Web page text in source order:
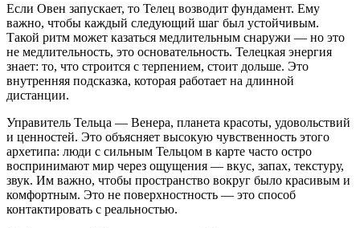
Если Овен запускает, то Телец возводит фундамент. Ему
важно, чтобы каждый следующий шаг был устойчивым.
Такой ритм может казаться медлительным снаружи — но это
не медлительность, это основательность. Телецкая энергия
знает: то, что строится с терпением, стоит дольше. Это
внутренняя подсказка, которая работает на длинной
дистанции.
Управитель Тельца — Венера, планета красоты, удовольствий
и ценностей. Это объясняет высокую чувственность этого
архетипа: люди с сильным Тельцом в карте часто остро
воспринимают мир через ощущения — вкус, запах, текстуру,
звук. Им важно, чтобы пространство вокруг было красивым и
комфортным. Это не поверхностность — это способ
контактировать с реальностью.